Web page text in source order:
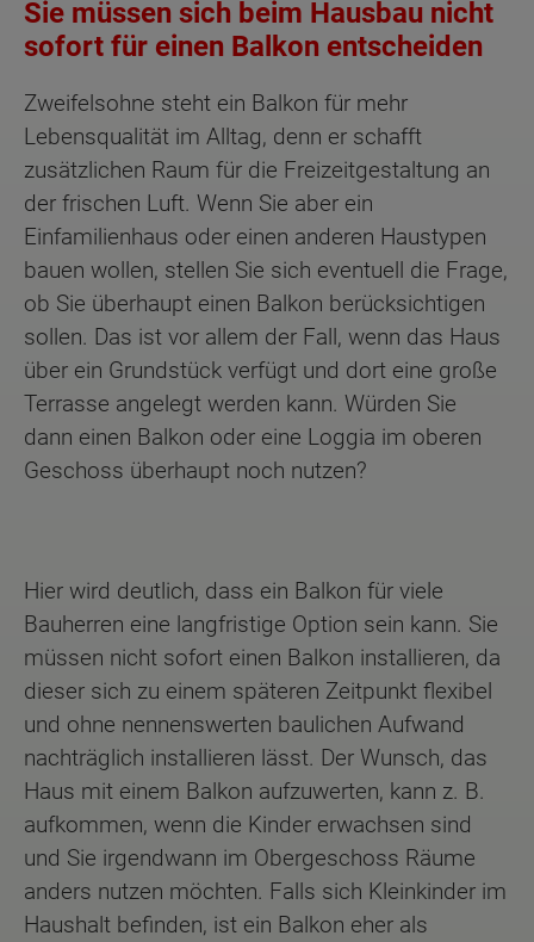
Sie müssen sich beim Hausbau nicht
sofort für einen Balkon entscheiden
Zweifelsohne steht ein Balkon für mehr
Lebensqualität im Alltag, denn er schafft
zusätzlichen Raum für die Freizeitgestaltung an
der frischen Luft. Wenn Sie aber ein
Einfamilienhaus oder einen anderen Haustypen
bauen wollen, stellen Sie sich eventuell die Frage,
ob Sie überhaupt einen Balkon berücksichtigen
sollen. Das ist vor allem der Fall, wenn das Haus
über ein Grundstück verfügt und dort eine große
Terrasse angelegt werden kann. Würden Sie
dann einen Balkon oder eine Loggia im oberen
Geschoss überhaupt noch nutzen?
Hier wird deutlich, dass ein Balkon für viele
Bauherren eine langfristige Option sein kann. Sie
müssen nicht sofort einen Balkon installieren, da
dieser sich zu einem späteren Zeitpunkt flexibel
und ohne nennenswerten baulichen Aufwand
nachträglich installieren lässt. Der Wunsch, das
Haus mit einem Balkon aufzuwerten, kann z. B.
aufkommen, wenn die Kinder erwachsen sind
und Sie irgendwann im Obergeschoss Räume
anders nutzen möchten. Falls sich Kleinkinder im
Haushalt befinden, ist ein Balkon eher als